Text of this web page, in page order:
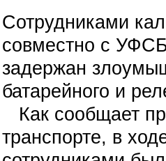
Сотрудниками
совместно с
задержан
батарейного и
Как сообщает
транспорте, в